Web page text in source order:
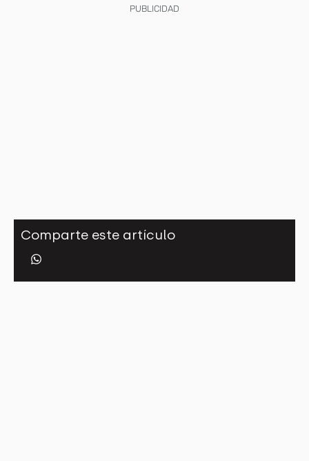
PUBLICIDAD
Comparte este artículo